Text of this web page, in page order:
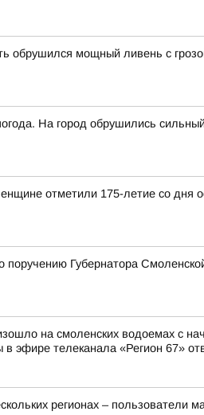
обрушился мощный ливень с
На город обрушились
отметили 175-летие со дня
поручению Губернатора
на смоленских водоемах с
в эфире телеканала «Регион 67»
регионах – пользователи